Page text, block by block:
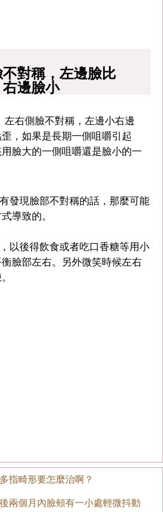
對稱，左邊臉比
右邊臉小
左右側臉不對稱，左邊小右邊
，如果是長期一側咀嚼引起
臉大的一側咀嚼還是臉小的一
現臉部不對稱的話，那麼可能
導致的。
後得飲食或者吃口香糖等用小
臉部左右。另外微笑時候左右
多指畸形要怎麼治啊？
兩個月內臉頰有一小處輕微抖動